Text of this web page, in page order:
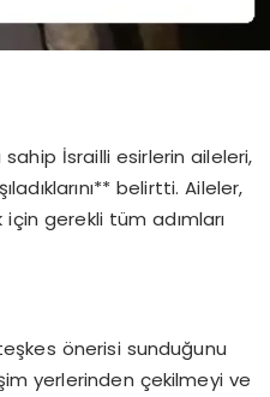
İsrailli esirlerin aileleri,
belirtti. Aileler,
gerekli tüm adımları
önerisi sunduğunu
yerlerinden çekilmeyi ve